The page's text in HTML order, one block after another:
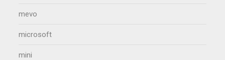
mevo
microsoft
mini